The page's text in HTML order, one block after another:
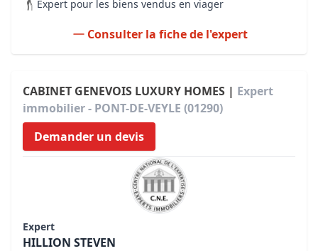
Expert pour les biens vendus en viager
Consulter la fiche de l'expert
CABINET GENEVOIS LUXURY HOMES | Expert
immobilier - PONT-DE-VEYLE (01290)
Demander un devis
Expert
HILLION STEVEN